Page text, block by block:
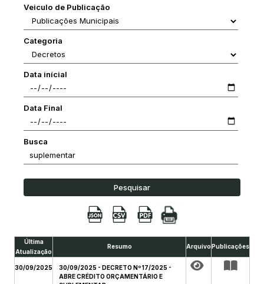
Veiculo de Publicação
Categoria
Data inícial
Data Final
Busca
Pesquisar
Última
Atualização
Resumo ArquivoPublicações
30/09/2025
30/09/2025 - DECRETO Nº 17/2025 -
ABRE CRÉDITO ORÇAMENTÁRIO E